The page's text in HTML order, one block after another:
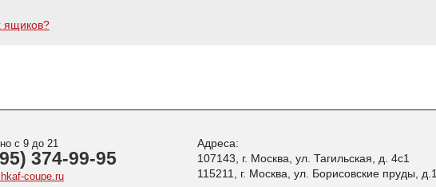
ящиков?
с 9 до 21
374-99-95
coupe.ru
Адреса:
107143, г. Москва, ул. Тагильская, д. 4с1
115211, г. Москва, ул. Борисовские пруды, д.1